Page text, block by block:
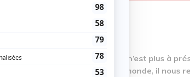
original
né en 1989, Jan Martens n’est plus à
Actif depuis 2009 à travers le monde, il nous